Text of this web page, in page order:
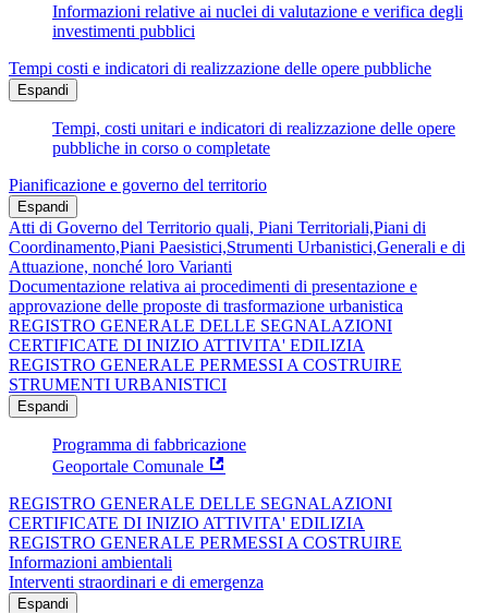
Informazioni relative ai nuclei di valutazione e verifica degli
investimenti pubblici
Tempi costi e indicatori di realizzazione delle opere pubbliche
Espandi
Tempi, costi unitari e indicatori di realizzazione delle opere
pubbliche in corso o completate
Pianificazione e governo del territorio
Espandi
Atti di Governo del Territorio quali, Piani Territoriali,Piani di
Coordinamento,Piani Paesistici,Strumenti Urbanistici,Generali e di
Attuazione, nonché loro Varianti
Documentazione relativa ai procedimenti di presentazione e
approvazione delle proposte di trasformazione urbanistica
REGISTRO GENERALE DELLE SEGNALAZIONI
CERTIFICATE DI INIZIO ATTIVITA' EDILIZIA
REGISTRO GENERALE PERMESSI A COSTRUIRE
STRUMENTI URBANISTICI
Espandi
Programma di fabbricazione
Geoportale Comunale
REGISTRO GENERALE DELLE SEGNALAZIONI
CERTIFICATE DI INIZIO ATTIVITA' EDILIZIA
REGISTRO GENERALE PERMESSI A COSTRUIRE
Informazioni ambientali
Interventi straordinari e di emergenza
Espandi